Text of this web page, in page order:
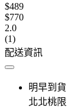
$489
$770
2.0
(1)
配送資訊
明早到貨
北北桃